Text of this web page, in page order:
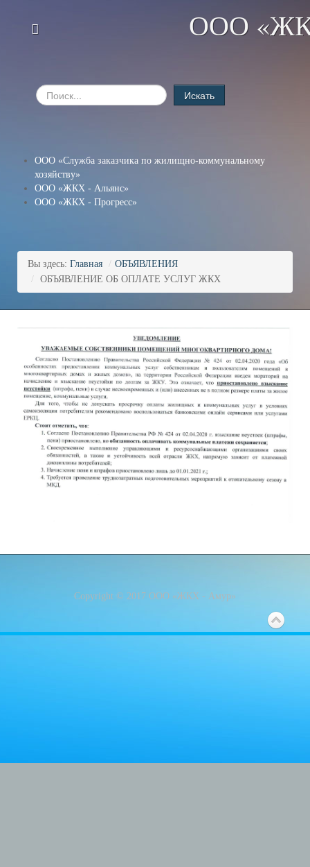
ООО
Искать
ООО «Служба заказчика по жилищно-коммунальному
хозяйству»
ООО «ЖКХ - Альянс»
ООО «ЖКХ - Прогресс»
Вы здесь: Главная / ОБЪЯВЛЕНИЯ
/ ОБЪЯВЛЕНИЕ ОБ ОПЛАТЕ УСЛУГ ЖКХ
Copyright © 2017 ООО «ЖКХ - Амур»